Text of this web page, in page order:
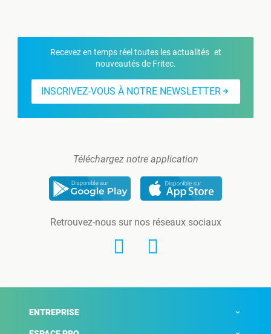
Recevez en temps réel toutes les actualités et
nouveautés de Fritec.
INSCRIVEZ-VOUS À NOTRE NEWSLETTER
Téléchargez notre application
Retrouvez-nous sur nos réseaux sociaux
ENTREPRISE